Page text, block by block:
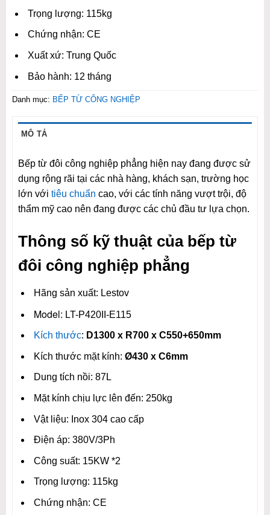
Trọng lượng: 115kg
Chứng nhận: CE
Xuất xứ: Trung Quốc
Bảo hành: 12 tháng
Danh mục: BẾP TỪ CÔNG NGHIỆP
MÔ TẢ
Bếp từ đôi công nghiệp phẳng hiện nay đang được sử
dụng rộng rãi tại các nhà hàng, khách sạn, trường học
lớn với tiêu chuẩn cao, với các tính năng vượt trội, độ
thẩm mỹ cao nên đang được các chủ đầu tư lựa chọn.
Thông số kỹ thuật của bếp từ
đôi công nghiệp phẳng
Hãng sản xuất: Lestov
Model: LT-P420II-E115
Kích thước: D1300 x R700 x C550+650mm
Kích thước mặt kính: Ø430 x C6mm
Dung tích nồi: 87L
Mặt kính chịu lực lên đến: 250kg
Vật liệu: Inox 304 cao cấp
Điện áp: 380V/3Ph
Công suất: 15KW *2
Trọng lượng: 115kg
Chứng nhận: CE